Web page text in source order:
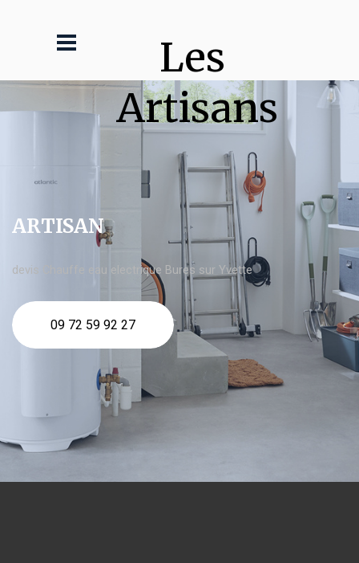
Les
Artisans
ARTISAN
devis Chauffe eau electrique Bures sur Yvette
09 72 59 92 27